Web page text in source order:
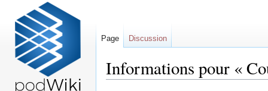
Informations pour «
Page Discussion